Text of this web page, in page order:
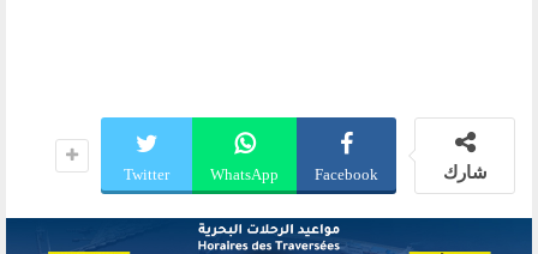
شارك Facebook
WhatsApp
Twitter